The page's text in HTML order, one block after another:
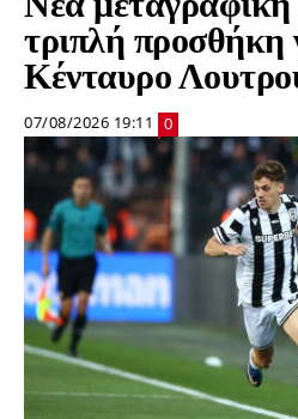
τριπλή προσθήκη
Κένταυρο
07/08/2026 19:11 0